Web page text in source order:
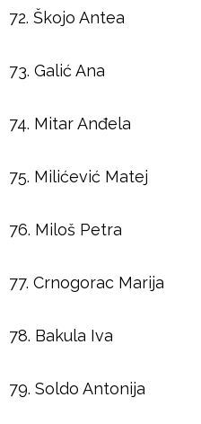
72. Škojo Antea
73. Galić Ana
74. Mitar Anđela
75. Milićević Matej
76. Miloš Petra
77. Crnogorac Marija
78. Bakula Iva
79. Soldo Antonija